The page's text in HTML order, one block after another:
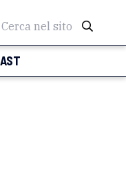
Cerca nel sito